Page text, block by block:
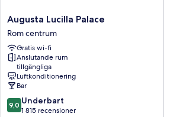
Augusta
Lucilla
Palace
Rom
centrum
Augusta Lucilla Palace
Rom centrum
Gratis wi-fi
Anslutande rum
tillgängliga
Luftkonditionering
Bar
9.0
av
9,0 Underbart
1 815 recensioner